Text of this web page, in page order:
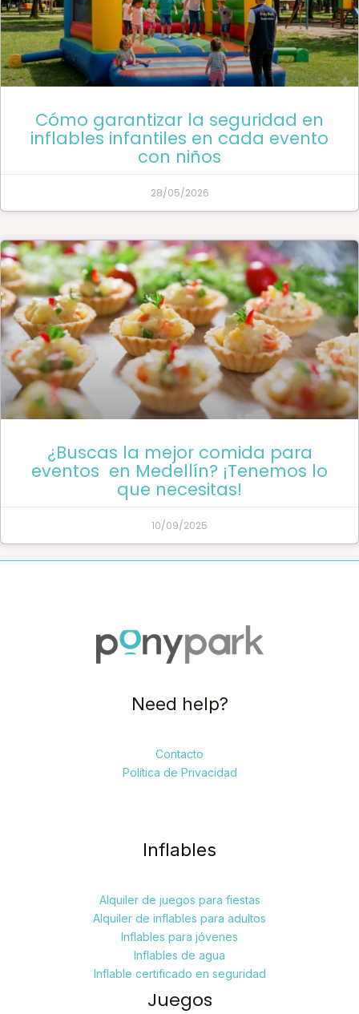
Cómo garantizar la seguridad en
inflables infantiles en cada evento
con niños
28/05/2026
¿Buscas la mejor comida para
eventos en Medellín? ¡Tenemos lo
que necesitas!
10/09/2025
Need help?
Contacto
Política de Privacidad
Inflables
Alquiler de juegos para fiestas
Alquiler de inflables para adultos
Inflables para jóvenes
Inflables de agua
Inflable certificado en seguridad
Juegos